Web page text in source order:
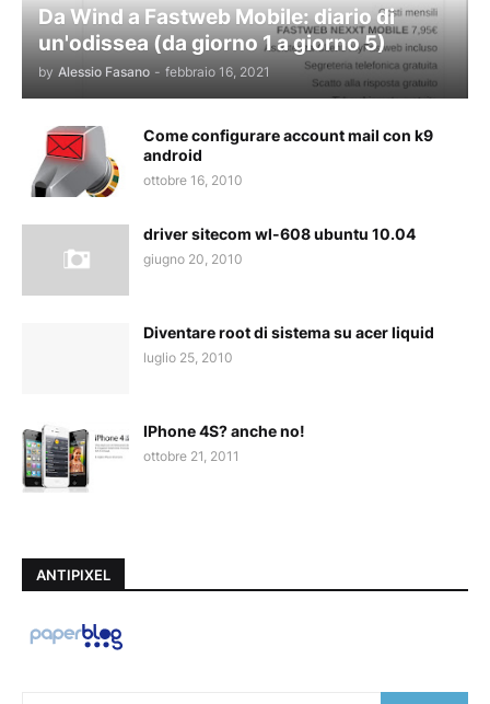
Da Wind a Fastweb Mobile: diario di
un'odissea (da giorno 1 a giorno 5)
by Alessio Fasano - febbraio 16, 2021
Come configurare account mail con k9
android
ottobre 16, 2010
driver sitecom wl-608 ubuntu 10.04
giugno 20, 2010
Diventare root di sistema su acer liquid
luglio 25, 2010
IPhone 4S? anche no!
ottobre 21, 2011
ANTIPIXEL